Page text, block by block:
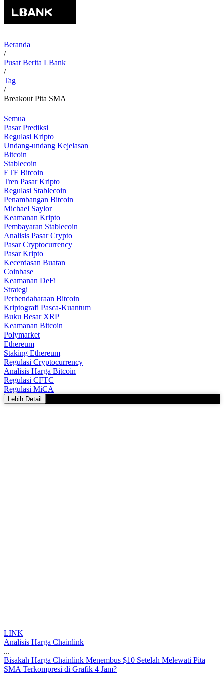
Beranda
/
Pusat Berita LBank
/
Tag
/
Breakout Pita SMA
Semua
Pasar Prediksi
Regulasi Kripto
Undang-undang Kejelasan
Bitcoin
Stablecoin
ETF Bitcoin
Tren Pasar Kripto
Regulasi Stablecoin
Penambangan Bitcoin
Michael Saylor
Keamanan Kripto
Pembayaran Stablecoin
Analisis Pasar Crypto
Pasar Cryptocurrency
Pasar Kripto
Kecerdasan Buatan
Coinbase
Keamanan DeFi
Strategi
Perbendaharaan Bitcoin
Kriptografi Pasca-Kuantum
Buku Besar XRP
Keamanan Bitcoin
Polymarket
Ethereum
Staking Ethereum
Regulasi Cryptocurrency
Analisis Harga Bitcoin
Regulasi CFTC
Regulasi MiCA
Lebih Detail
LINK
Analisis Harga Chainlink
...
Bisakah Harga Chainlink Menembus $10 Setelah Melewati Pita
SMA Terkompresi di Grafik 4 Jam?